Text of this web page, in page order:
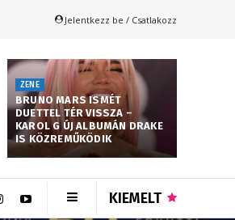
Jelentkezz be / Csatlakozz
ZENE
BRUNO MARS ISMÉT
DUETTEL TÉR VISSZA –
KAROL G ÚJ ALBUMÁN DRAKE
IS KÖZREMŰKÖDIK
KIEMELT